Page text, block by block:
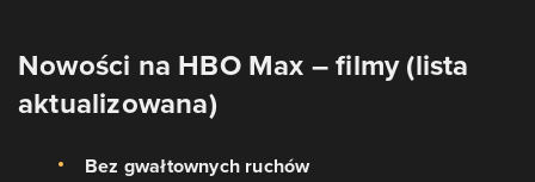
Nowości na HBO Max – filmy (lista
aktualizowana)
Bez gwałtownych ruchów